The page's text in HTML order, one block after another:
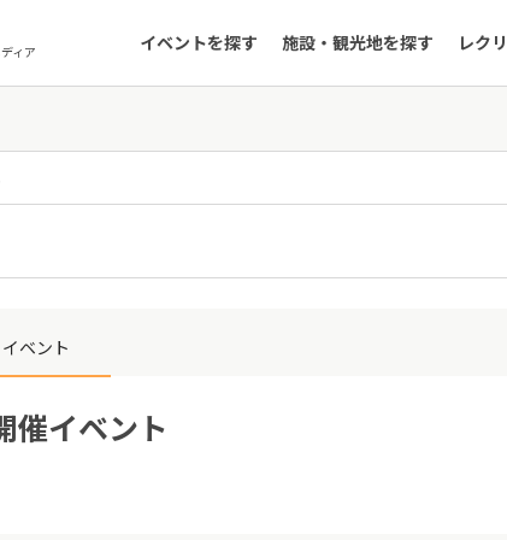
ィア イベントを探す 施設・観光地を探す レク
イベント
催イベント